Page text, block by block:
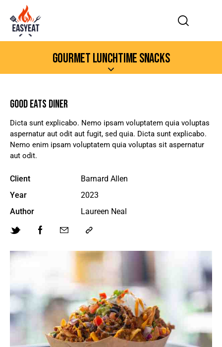
GOURMET LUNCHTIME SNACKS
GOOD EATS DINER
Dicta sunt explicabo. Nemo ipsam voluptatem quia voluptas
aspernatur aut odit aut fugit, sed quia. Dicta sunt explicabo.
Nemo enim ipsam voluptatem quia voluptas sit aspernatur
aut odit.
Client
Barnard Allen
Year
2023
Author
Laureen Neal